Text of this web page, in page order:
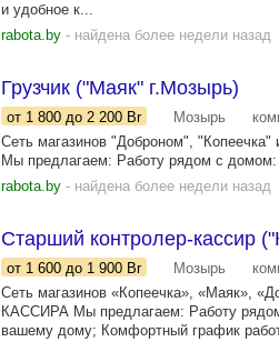
и удобное к...
rabota.by - найдена более недели назад
Грузчик ("Маяк" г.Мозырь)
от 1 800 до 2 200 Br Мозырь
Сеть магазинов "Доброном",
Мы предлагаем: Работу рядом с домом:
rabota.by - найдена более недели назад
Старший контролер-кассир
от 1 600 до 1 900 Br Мозырь
Сеть магазинов «Копеечка», «Маяк»,
КАССИРА Мы предлагаем: Работу
вашему дому; Комфортный график